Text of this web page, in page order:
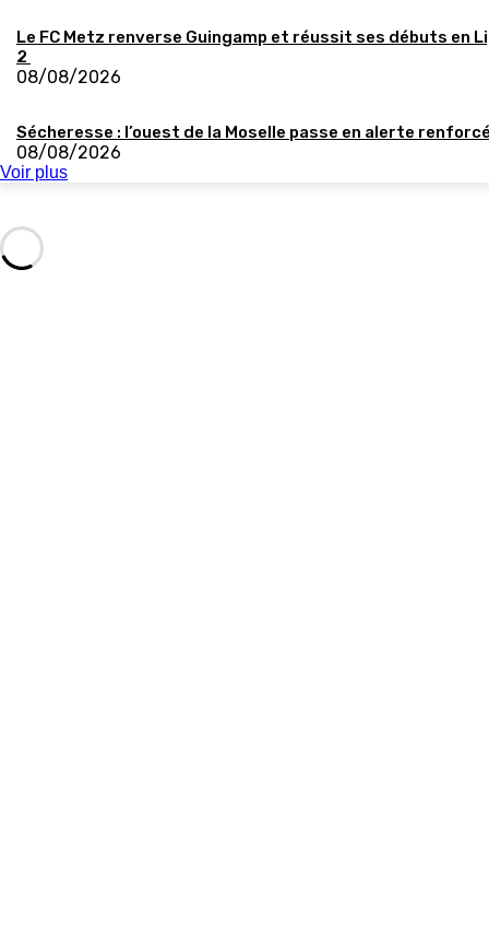
Le FC Metz renverse Guingamp et réussit ses débuts en
2
08/08/2026
Sécheresse : l’ouest de la Moselle passe en alerte
08/08/2026
Voir plus